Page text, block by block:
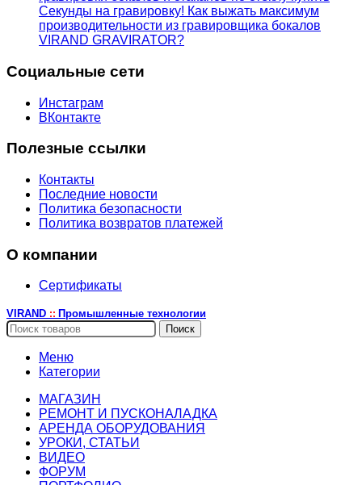
Секунды на гравировку! Как выжать максимум
производительности из гравировщика бокалов
VIRAND GRAVIRATOR?
Социальные сети
Инстаграм
ВКонтакте
Полезные ссылки
Контакты
Последние новости
Политика безопасности
Политика возвратов платежей
О компании
Сертификаты
VIRAND :: Промышленные технологии
Поиск
Меню
Категории
МАГАЗИН
РЕМОНТ И ПУСКОНАЛАДКА
АРЕНДА ОБОРУДОВАНИЯ
УРОКИ, СТАТЬИ
ВИДЕО
ФОРУМ